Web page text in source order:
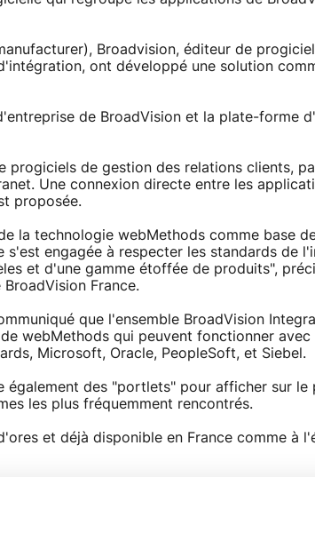
Broadvision, éditeur de
ont développé une solution
de BroadVision et la plate-forme
progiciels de gestion des relations clients,
Une connexion directe entre les
proposée.
la technologie webMethods comme base
s'est engagée à respecter les standards de
et d'une gamme étoffée de produits",
France.
que l'ensemble BroadVision
webMethods qui peuvent fonctionner
Microsoft, Oracle, PeopleSoft, et Siebel.
également des "portlets" pour afficher sur
les plus fréquemment rencontrés.
et déjà disponible en France comme à